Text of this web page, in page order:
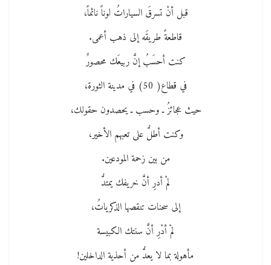
قبل أنْ تسرقَ السياراتُ لوناً نائماً،
قاطعةً طريقَه إلى ذهب أعمى.
كنت أحسَبُ إنَّ ربيعَك محصورٌ
في قطاع( 50) في مدينة الثورة،
حيث عجائزُ ـ وحسب ـ يحصدون حقولك،
وكنت أطلُّ على تعبهم الأخير،
من بين زحمة المودعين.
لمْ أدرِ أنَّ خريفك يمتدُّ
إلى سحنات تنقصها الذكرياتُ،
لمْ أدْرِ أنَّ سنتك الكبيسة
مأهولة بما لا يعدُّ من أحذية الداخلين!